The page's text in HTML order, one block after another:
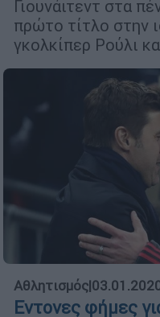
Γιουνάιτεντ στα
πρώτο τίτλο στην
γκολκίπερ Ρούλι
Αθλητισμός|
Εντονες φήμες